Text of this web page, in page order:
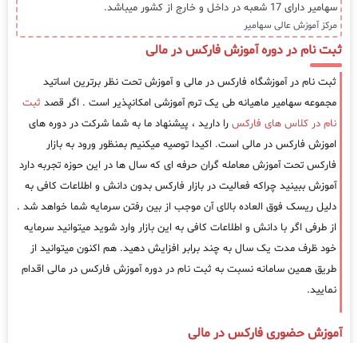
سهامیر دارای 17 شعبه در داخل و خارج از کشور میباشد.
مرکز آموزش عالی سهامیر
ثبت نام در دوره آموزش فارکس در مالی
ثبت نام در آموزشگاه فارکس در مالی و آموزش تحت نظر برترین اساتید
مجموعه سهامیر ماهیانه طی یک ترم آموزشی امکانپذیر است . اگر قصد ثبت
نام در کلاس های فارکس را دارید ، پیشنهاد ما به شما شرکت در دوره های
اموزش فارکس در مالی است. اکیدا توصیه میکنیم بمنظور ورود به بازار
فارکس تحت آموزش معامله گران حرفه ای که سال ها در این حوزه تجربه دارد
آموزش ببینید چراکه فعالیت در بازار فارکس بدون دانش و اطلاعات کافی به
دلیل ریسک فوق العاده بالای آن موجب از بین رفتن سرمایه شما خواهد شد .
از طرفی اگر با دانش و اطلاعات کافی به این بازار وارد شوید میتوانید سرمایه
خود ظرف مدت یک سال به چند برابر افزایش دهید. هم اکنون میتوانید از
طریق همین سامانه نسبت به ثبت نام در دوره آموزش فارکس در مالی اقدام
نمایید.
آموزش حضوری فارکس در مالی